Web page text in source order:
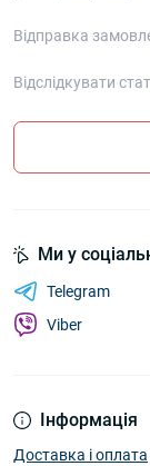
Відправка
Відслідкувати
Інформація
Доставка і оплата
Ми у
Telegram
Viber